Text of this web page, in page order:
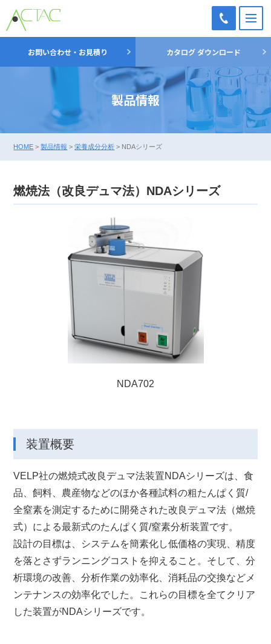
TEL：
03-
5698-
7051
お問い合わせ・お見積り カタログ ダウンロード
製品情報
HOME >製品情報 >栄養成分分析 > NDAシリーズ
燃焼法（改良デュマ法）NDAシリーズ
NDA702
装置概要
VELP社の燃焼式改良デュマ法装置NDAシリーズは、食
品、飼料、農産物などのほか各種試料の粗たんぱく質/
全窒素を測定するために開発された改良デュマ法（燃焼
式）による最新式のたんぱく質/窒素分析装置です。
設計の目標は、システムを簡素化し低価格の実現、精度
を落とさずランニングコストを抑えること。そして、分
析環境の改善、分析作業の効率化、消耗品の交換などメ
ンテナンスの効率化でした。これらの目標を全てクリア
した装置がNDAシリーズです。